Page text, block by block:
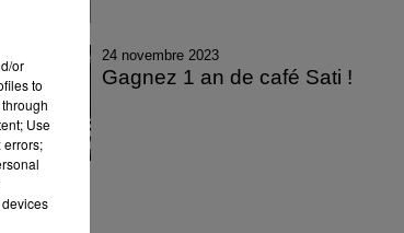
24 novembre 2023
Gagnez 1 an de café Sati !
or
to
Use
errors;